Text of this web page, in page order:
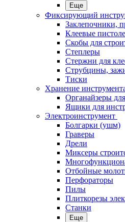
Еще
Фиксирующий
Заклепочники,
Клеевые
Скобы для
Степлеры
Стержни для
Струбцины,
Тиски
Хранение
Органайзеры
Ящики для
Электроинструмент
Болгарки (ушм)
Граверы
Дрели
Миксеры
Отбойные
Перфораторы
Пилы
Плиткорезы
Станки
Еще